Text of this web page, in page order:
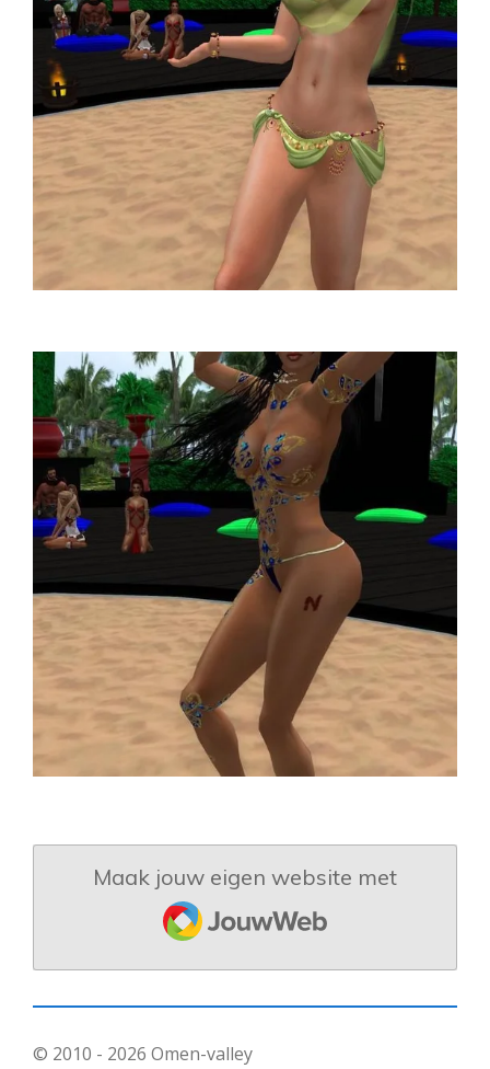
Maak jouw eigen website met
JouwWeb
© 2010 - 2026 Omen-valley